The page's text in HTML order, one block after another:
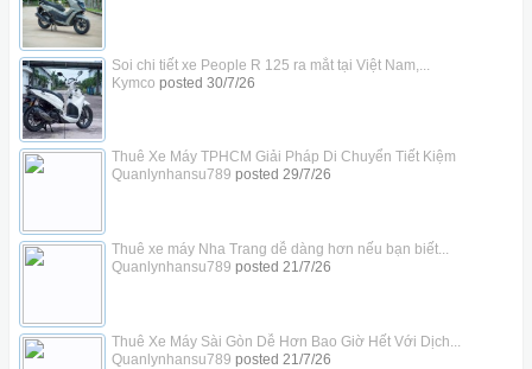
Soi chi tiết xe People R 125 ra mắt tại Việt Nam,...
Kymco posted 30/7/26
Thuê Xe Máy TPHCM Giải Pháp Di Chuyển Tiết Kiệm
Quanlynhansu789 posted 29/7/26
Thuê xe máy Nha Trang dễ dàng hơn nếu bạn biết...
Quanlynhansu789 posted 21/7/26
Thuê Xe Máy Sài Gòn Dễ Hơn Bao Giờ Hết Với Dịch...
Quanlynhansu789 posted 21/7/26